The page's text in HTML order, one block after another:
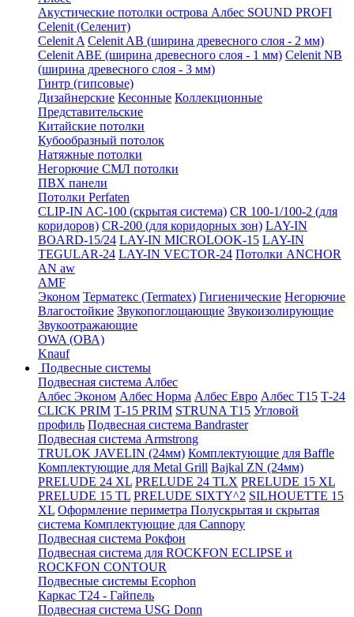
Акустические потолки острова Албес SOUND PROFI
Celenit (Селенит)
Celenit A Celenit AB (ширина древесного слоя - 2 мм)
Celenit ABE (ширина древесного слоя - 1 мм) Celenit NB
(ширина древесного слоя - 3 мм)
Гинтр (гипсовые)
Дизайнерские Кесонные Коллекционные
Представительские
Китайские потолки
Кубообразный потолок
Натяжные потолки
Негорючие СМЛ потолки
ПВХ панели
Потолки Perfaten
CLIP-IN AC-100 (скрытая система) CR 100-1/100-2 (для
коридоров) CR-200 (для коридорных зон) LAY-IN
BOARD-15/24 LAY-IN MICROLOOK-15 LAY-IN
TEGULAR-24 LAY-IN VECTOR-24 Потолки ANCHOR
AN aw
AMF
Эконом Терматекс (Termatex) Гигиенические Негорючие
Влагостойкие Звукопоглощающие Звукоизолирующие
Звукоотражающие
OWA (ОВА)
Knauf
Подвесные системы
Подвесная система Албес
Албес Эконом Албес Норма Албес Евро Албес T15 Т-24
CLICK PRIM Т-15 PRIM STRUNA Т15 Угловой
профиль Подвесная система Bandraster
Подвесная система Armstrong
TRULOK JAVELIN (24мм) Комплектующие для Baffle
Комплектующие для Metal Grill Bajkal ZN (24мм)
PRELUDE 24 XL PRELUDE 24 TLX PRELUDE 15 XL
PRELUDE 15 TL PRELUDE SIXTY^2 SILHOUETTE 15
XL Оформление периметра Полускрытая и скрытая
система Комплектующие для Cannopy
Подвесная система Рокфон
Подвесная система для ROCKFON ECLIPSE и
ROCKFON CONTOUR
Подвесные системы Ecophon
Каркас Т24 - Гайпель
Подвесная система USG Donn